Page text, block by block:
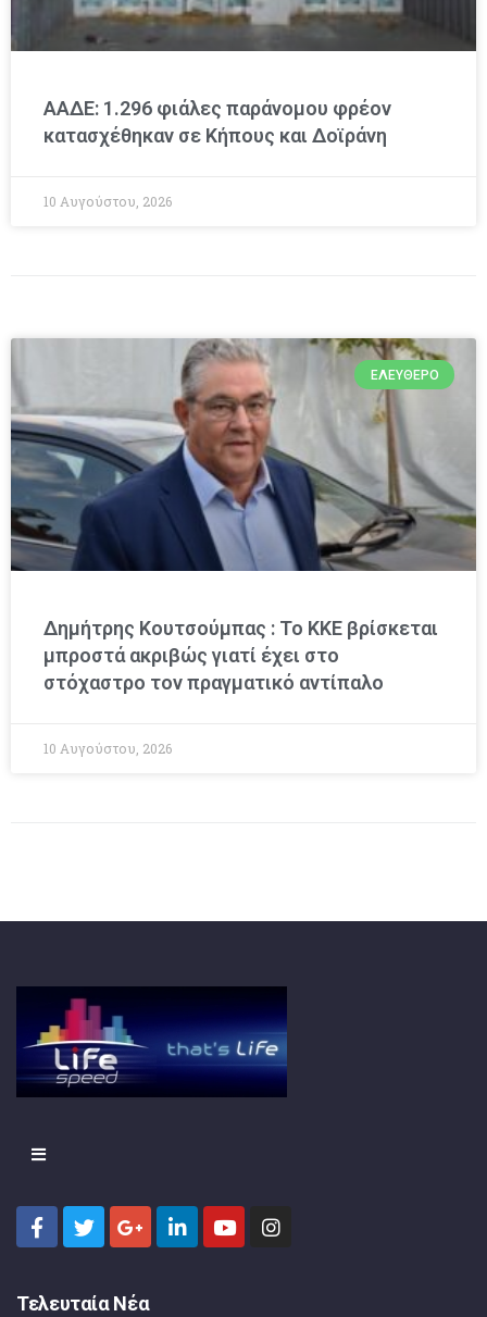
ΑΑΔΕ: 1.296 φιάλες παράνομου φρέον
κατασχέθηκαν σε Κήπους και Δοϊράνη
10 Αυγούστου, 2026
ΕΛΕΎΘΕΡΟ
Δημήτρης Κουτσούμπας : Το ΚΚΕ βρίσκεται
μπροστά ακριβώς γιατί έχει στο
στόχαστρο τον πραγματικό αντίπαλο
10 Αυγούστου, 2026
Τελευταία Νέα